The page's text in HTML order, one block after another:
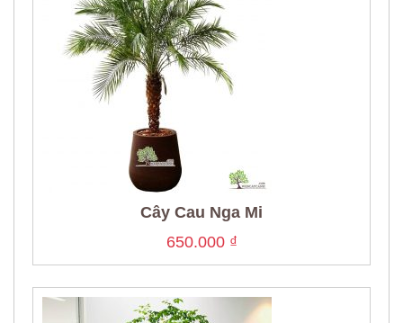
Cây Cau Nga Mi
650.000 ₫